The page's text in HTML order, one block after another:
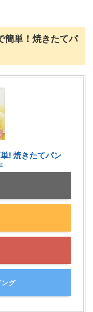
簡単！焼きたてパ
! 焼きたてパン
グ